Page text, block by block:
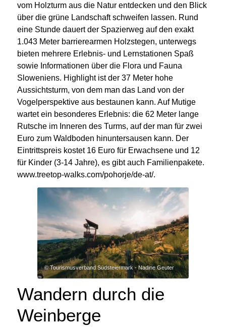
vom Holzturm aus die Natur entdecken und den Blick
über die grüne Landschaft schweifen lassen. Rund
eine Stunde dauert der Spazierweg auf den exakt
1.043 Meter barrierearmen Holzstegen, unterwegs
bieten mehrere Erlebnis- und Lernstationen Spaß
sowie Informationen über die Flora und Fauna
Sloweniens. Highlight ist der 37 Meter hohe
Aussichtsturm, von dem man das Land von der
Vogelperspektive aus bestaunen kann. Auf Mutige
wartet ein besonderes Erlebnis: die 62 Meter lange
Rutsche im Inneren des Turms, auf der man für zwei
Euro zum Waldboden hinuntersausen kann. Der
Eintrittspreis kostet 16 Euro für Erwachsene und 12
für Kinder (3-14 Jahre), es gibt auch Familienpakete.
www.treetop-walks.com/pohorje/de-at/.
© Tourismusverband Südsteiermark - Nadine Geuter
Wandern durch die
Weinberge